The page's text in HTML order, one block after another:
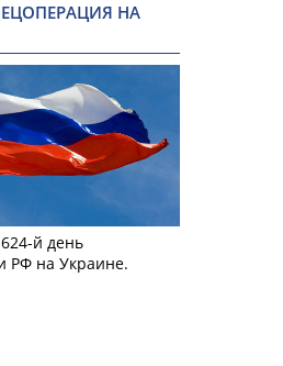
НА
й день
РФ на Украине.